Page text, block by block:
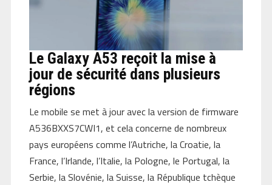
Le Galaxy A53 reçoit la mise à
jour de sécurité dans plusieurs
régions
Le mobile se met à jour avec la version de firmware
A536BXXS7CWI1, et cela concerne de nombreux
pays européens comme l’Autriche, la Croatie, la
France, l’Irlande, l’Italie, la Pologne, le Portugal, la
Serbie, la Slovénie, la Suisse, la République tchèque